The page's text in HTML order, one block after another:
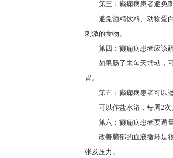
第三：癫痫病患者避免
避免酒精饮料、动物蛋
刺激的食物。
第四：癫痫病患者应该
如果肠子未每天蠕动，
胃。
第五：癫痫病患者可以
可以作盐水浴，每周2次
第六：癫痫病患者要遁
改善脑部的血液循环是
张及压力。